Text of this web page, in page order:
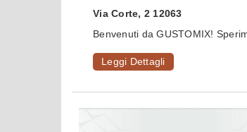
Via Corte, 2 12063
Benvenuti da GUSTOMIX!
Leggi Dettagli